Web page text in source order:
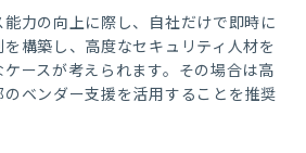
力の向上に際し、自社だけで即時に
構築し、高度なセキュリティ人材を
ースが考えられます。その場合は高
ベンダー支援を活用することを推奨